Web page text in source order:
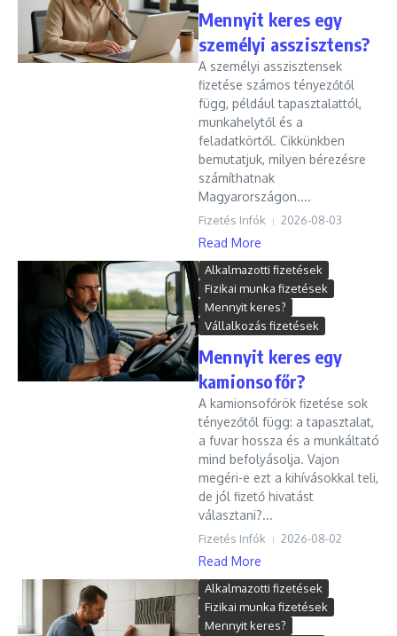
Mennyit keres egy
személyi asszisztens?
A személyi asszisztensek
fizetése számos tényezőtől
függ, például tapasztalattól,
munkahelytől és a
feladatkörtől. Cikkünkben
bemutatjuk, milyen bérezésre
számíthatnak
Magyarországon....
Fizetés Infók 2026-08-03
Read More
Alkalmazotti fizetések
Fizikai munka fizetések
Mennyit keres?
Vállalkozás fizetések
Mennyit keres egy
kamionsofőr?
A kamionsofőrök fizetése sok
tényezőtől függ: a tapasztalat,
a fuvar hossza és a munkáltató
mind befolyásolja. Vajon
megéri-e ezt a kihívásokkal teli,
de jól fizető hivatást
választani?...
Fizetés Infók 2026-08-02
Read More
Alkalmazotti fizetések
Fizikai munka fizetések
Mennyit keres?